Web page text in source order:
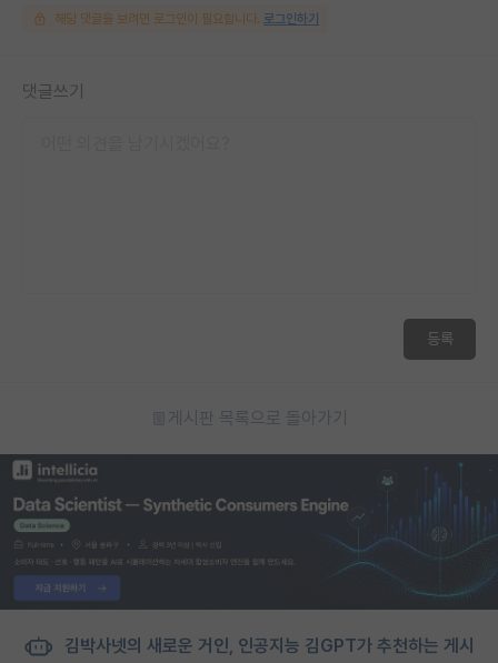
해당 댓글을 보려면 로그인이 필요합니다. 로그인하기
댓글쓰기
등록
게시판 목록으로 돌아가기
김박사넷의 새로운 거인, 인공지능 김GPT가 추천하는 게시